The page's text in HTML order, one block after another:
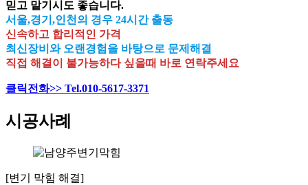
믿고 맡기시도 좋습니다.
서울,경기,인천의 경우 24시간 출동
신속하고 합리적인 가격
최신장비와 오랜경험을 바탕으로 문제해결
직접 해결이 불가능하다 싶을때 바로 연락주세요
클릭전화>> Tel.010-5617-3371
시공사례
[변기 막힘 해결]